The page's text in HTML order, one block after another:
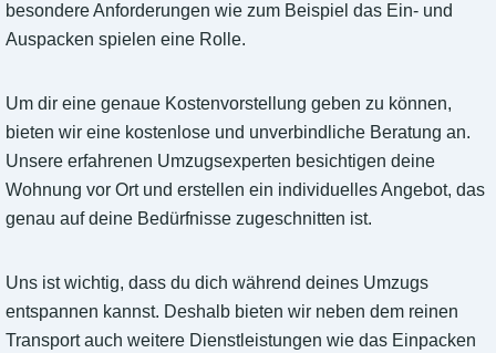
besondere Anforderungen wie zum Beispiel das Ein- und
Auspacken spielen eine Rolle.
Um dir eine genaue Kostenvorstellung geben zu können,
bieten wir eine kostenlose und unverbindliche Beratung an.
Unsere erfahrenen Umzugsexperten besichtigen deine
Wohnung vor Ort und erstellen ein individuelles Angebot, das
genau auf deine Bedürfnisse zugeschnitten ist.
Uns ist wichtig, dass du dich während deines Umzugs
entspannen kannst. Deshalb bieten wir neben dem reinen
Transport auch weitere Dienstleistungen wie das Einpacken